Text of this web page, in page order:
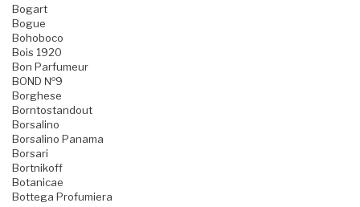
Bogart
Bogue
Bohoboco
Bois 1920
Bon Parfumeur
BOND №9
Borghese
Borntostandout
Borsalino
Borsalino Panama
Borsari
Bortnikoff
Botanicae
Bottega Profumiera